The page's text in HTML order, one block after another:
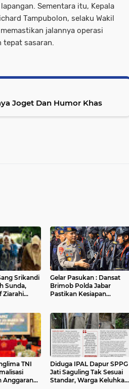
Sementara itu, Kepala
Tampubolon, selaku Wakil
jalannya operasi
tepat sasaran.
Joget Dan Humor Khas
Srikandi
Sunda,
Ziarahi
Gelar Pasukan : Dansat
Brimob Polda Jabar
Pastikan Kesiapan
TNI
Anggaran
Diduga IPAL Dapur SPPG
Jati Saguling Tak Sesuai
Standar, Warga Keluhkan